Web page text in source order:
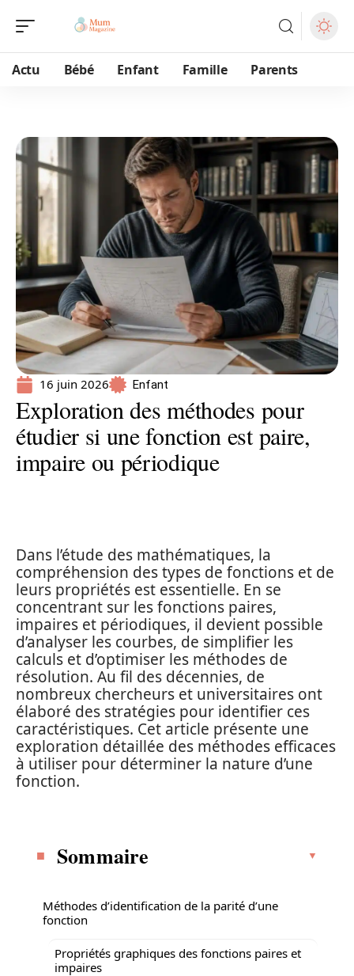
Actu Bébé Enfant Famille Parents
16 juin 2026 Enfant
Exploration des méthodes pour
étudier si une fonction est paire,
impaire ou périodique
Dans l’étude des mathématiques, la
compréhension des types de fonctions et de
leurs propriétés est essentielle. En se
concentrant sur les fonctions paires,
impaires et périodiques, il devient possible
d’analyser les courbes, de simplifier les
calculs et d’optimiser les méthodes de
résolution. Au fil des décennies, de
nombreux chercheurs et universitaires ont
élaboré des stratégies pour identifier ces
caractéristiques. Cet article présente une
exploration détaillée des méthodes efficaces
à utiliser pour déterminer la nature d’une
fonction.
Sommaire
Méthodes d’identification de la parité d’une
fonction
Propriétés graphiques des fonctions paires et
impaires